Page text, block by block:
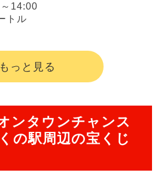
14:00
トル
もっと見る
ンタウンチャンス
の駅周辺の宝くじ